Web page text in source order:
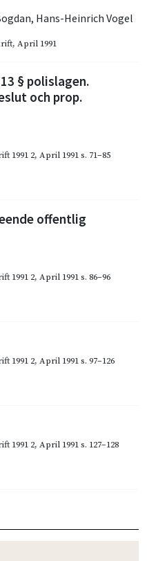
, Hans-Heinrich Vogel
, April 1991
§ polislagen.
och prop.
1991 2, April 1991s. 71–85
offentlig
1991 2, April 1991s. 86–96
1991 2, April 1991s. 97–126
1991 2, April 1991s. 127–128